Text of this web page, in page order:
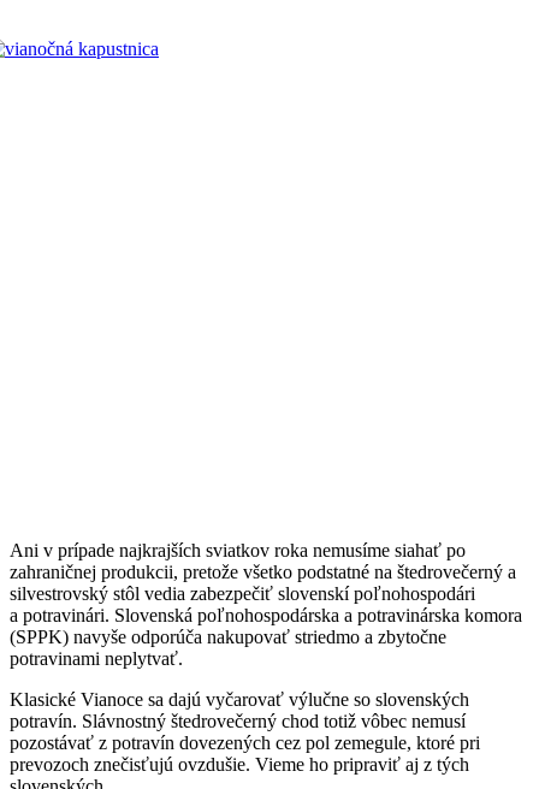
Ani v prípade najkrajších sviatkov roka nemusíme siahať po
zahraničnej produkcii, pretože všetko podstatné na štedrovečerný a
silvestrovský stôl vedia zabezpečiť slovenskí poľnohospodári
a potravinári. Slovenská poľnohospodárska a potravinárska komora
(SPPK) navyše odporúča nakupovať striedmo a zbytočne
potravinami neplytvať.
Klasické Vianoce sa dajú vyčarovať výlučne so slovenských
potravín. Slávnostný štedrovečerný chod totiž vôbec nemusí
pozostávať z potravín dovezených cez pol zemegule, ktoré pri
prevozoch znečisťujú ovzdušie. Vieme ho pripraviť aj z tých